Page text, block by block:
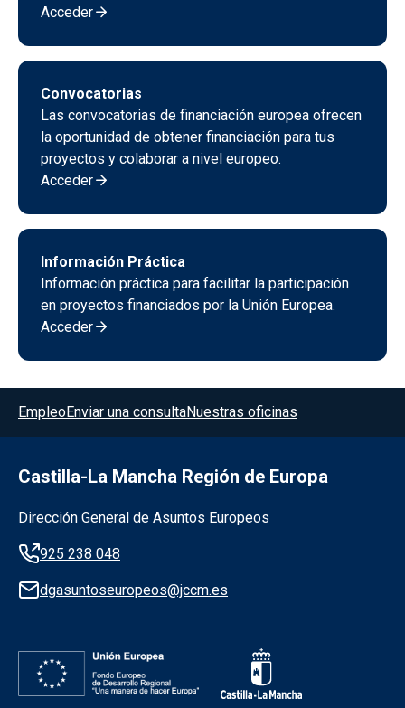
Acceder
Convocatorias
Las convocatorias de financiación europea ofrecen
la oportunidad de obtener financiación para tus
proyectos y colaborar a nivel europeo.
Acceder
Información Práctica
Información práctica para facilitar la participación
en proyectos financiados por la Unión Europea.
Acceder
Menú del pie
EmpleoEnviar una consultaNuestras oficinas
Castilla-La Mancha Región de Europa
Información de la institución
Dirección General de Asuntos Europeos
925 238 048
dgasuntoseuropeos@jccm.es